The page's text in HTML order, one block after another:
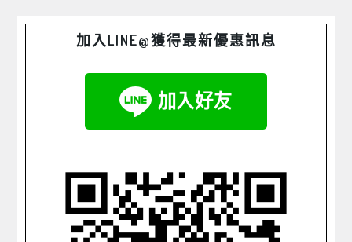
加入LINE@獲得最新優惠訊息